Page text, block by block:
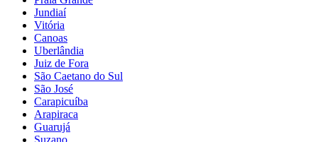
Jundiaí
Vitória
Canoas
Uberlândia
Juiz de Fora
São Caetano do Sul
São José
Carapicuíba
Arapiraca
Guarujá
Suzano